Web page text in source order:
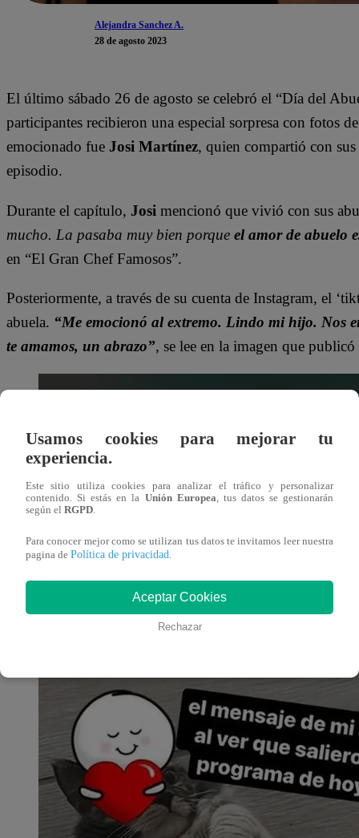
Alejandra Sanchez A.
28 de agosto 2023
El último sábado 26 de agosto se celebró el “Día del
participantes recibieron una especial sorpresa con fotos
emocionado fue Josi Martínez, quien compartió con
episodio.
Durante el capítulo, Josi mencionó que vivió con sus
mucho. La pasaba muy bien porque el amor de abuelo
en “El Gran Chef Famosos”.
Posteriormente, a través de su cuenta de Instagram, el
abuela. “Me emocionó al extremo. Lindo mi hijo. Nos
te amamos, un abrazo”, se lee en la imagen que
Usamos cookies para mejorar tu
experiencia.
Este sitio utiliza cookies para analizar el tráfico y personalizar
contenido. Si estás en la Unión Europea, tus datos se gestionarán
según el RGPD.
Para conocer mejor como se utilizan tus datos te invitamos leer nuestra
pagina de Política de privacidad.
Aceptar Cookies
Rechazar